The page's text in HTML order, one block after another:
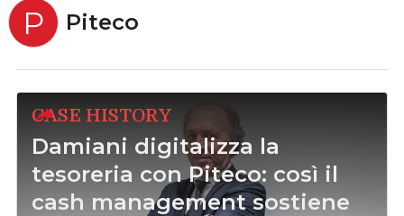
P Piteco
CASE HISTORY
Damiani digitalizza la
tesoreria con Piteco: così il
cash management sostiene